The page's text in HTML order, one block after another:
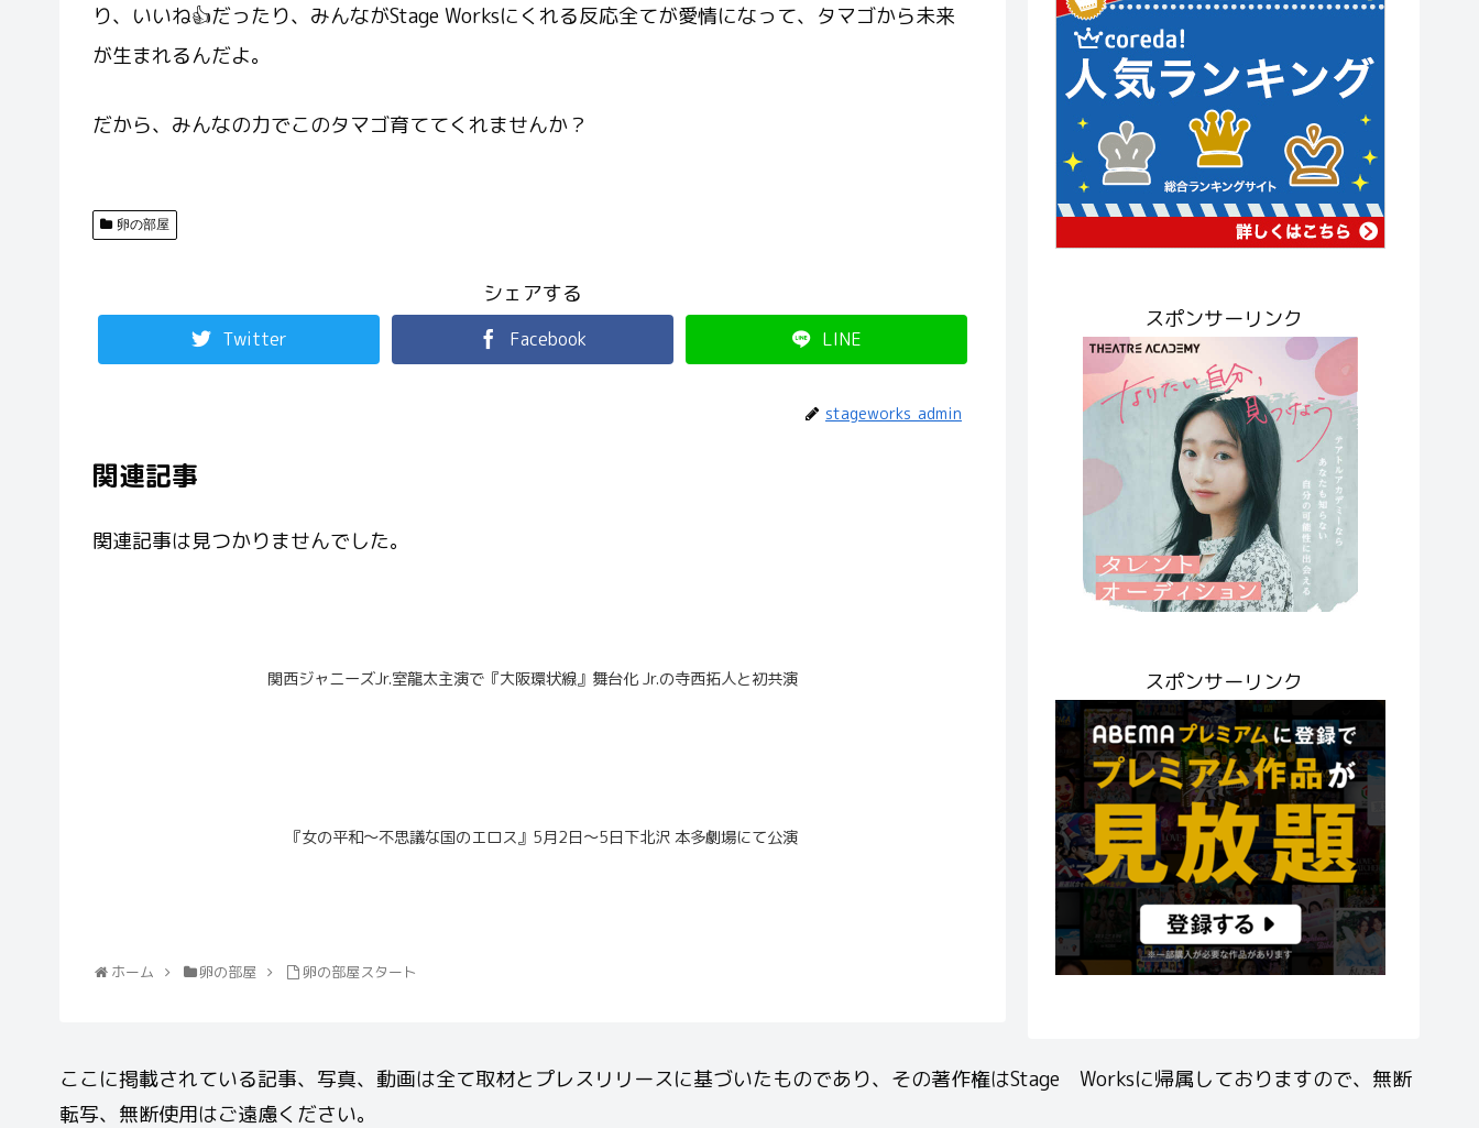
り、いいね👍だったり、みんながStage Worksにくれる反応全てが愛情になって、タマゴから未来
が生まれるんだよ。
だから、みんなの力でこのタマゴ育ててくれませんか？
卵の部屋
シェアする
Twitter Facebook LINE
stageworks_admin
関連記事
関連記事は見つかりませんでした。
関西ジャニーズJr.室龍太主演で『大阪環状線』舞台化 Jr.の寺西拓人と初共演
『女の平和～不思議な国のエロス』5月2日〜5日下北沢 本多劇場にて公演
ホーム 卵の部屋 卵の部屋スタート
スポンサーリンク
スポンサーリンク
ここに掲載されている記事、写真、動画は全て取材とプレスリリースに基づいたものであり、その著作権はStage Worksに帰属しておりますので、無断
転写、無断使用はご遠慮ください。